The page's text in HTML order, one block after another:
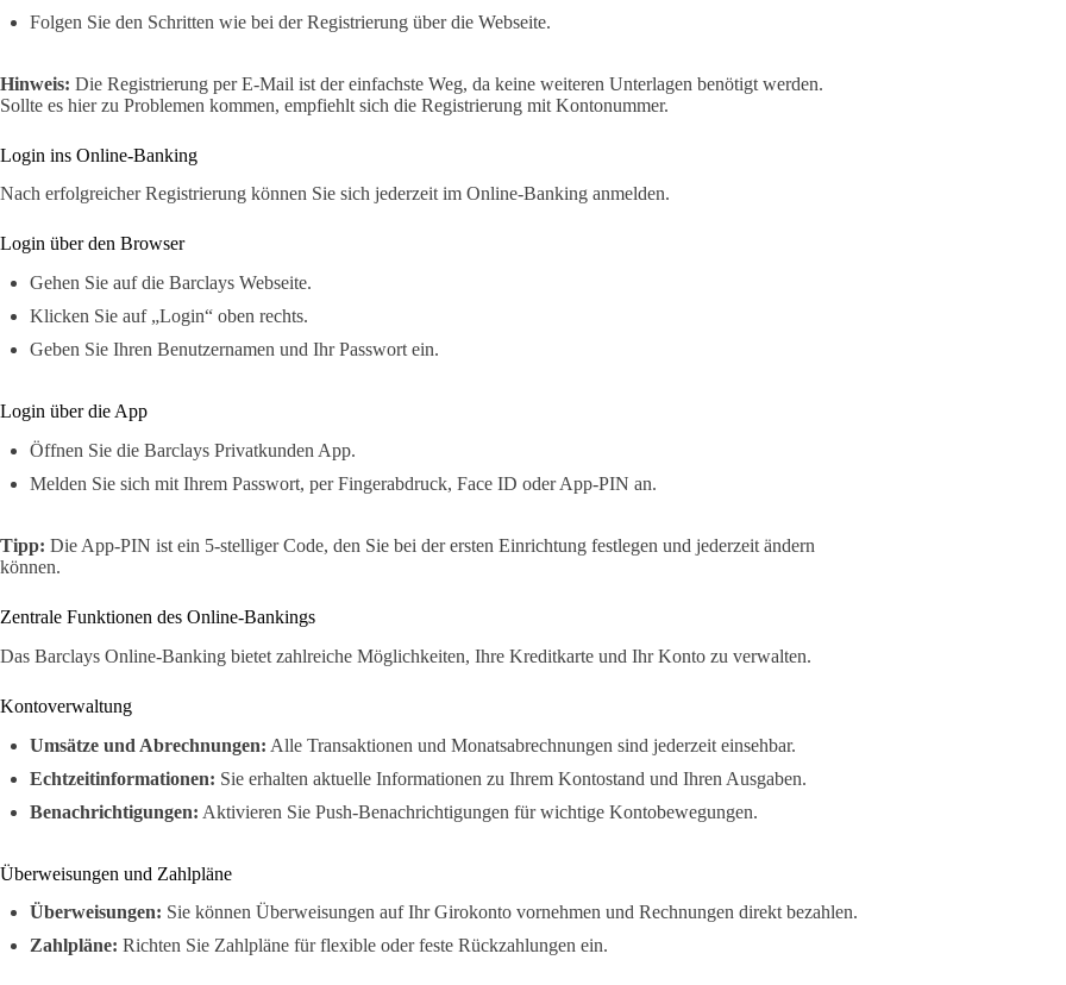
Folgen Sie den Schritten wie bei der Registrierung über die Webseite.
Hinweis: Die Registrierung per E-Mail ist der einfachste Weg, da keine weiteren Unterlagen benötigt werden.
Sollte es hier zu Problemen kommen, empfiehlt sich die Registrierung mit Kontonummer.
Login ins Online-Banking
Nach erfolgreicher Registrierung können Sie sich jederzeit im Online-Banking anmelden.
Login über den Browser
Gehen Sie auf die Barclays Webseite.
Klicken Sie auf „Login“ oben rechts.
Geben Sie Ihren Benutzernamen und Ihr Passwort ein.
Login über die App
Öffnen Sie die Barclays Privatkunden App.
Melden Sie sich mit Ihrem Passwort, per Fingerabdruck, Face ID oder App-PIN an.
Tipp: Die App-PIN ist ein 5-stelliger Code, den Sie bei der ersten Einrichtung festlegen und jederzeit ändern
können.
Zentrale Funktionen des Online-Bankings
Das Barclays Online-Banking bietet zahlreiche Möglichkeiten, Ihre Kreditkarte und Ihr Konto zu verwalten.
Kontoverwaltung
Umsätze und Abrechnungen: Alle Transaktionen und Monatsabrechnungen sind jederzeit einsehbar.
Echtzeitinformationen: Sie erhalten aktuelle Informationen zu Ihrem Kontostand und Ihren Ausgaben.
Benachrichtigungen: Aktivieren Sie Push-Benachrichtigungen für wichtige Kontobewegungen.
Überweisungen und Zahlpläne
Überweisungen: Sie können Überweisungen auf Ihr Girokonto vornehmen und Rechnungen direkt bezahlen.
Zahlpläne: Richten Sie Zahlpläne für flexible oder feste Rückzahlungen ein.